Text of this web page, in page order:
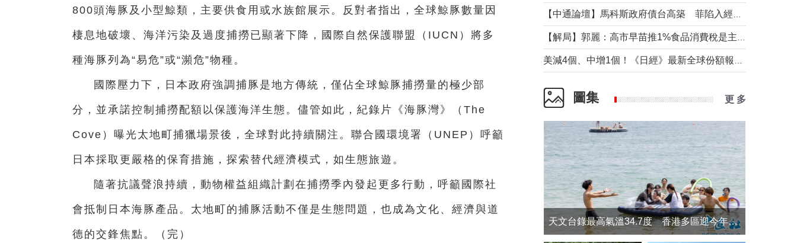
800頭海豚及小型鯨類，主要供食用或水族館展示。反對者指出，全球鯨豚數量因
棲息地破壞、海洋污染及過度捕撈已顯著下降，國際自然保護聯盟（IUCN）將多
種海豚列為“易危”或“瀕危”物種。
國際壓力下，日本政府強調捕豚是地方傳統，僅佔全球鯨豚捕撈量的極少部
分，並承諾控制捕撈配額以保護海洋生態。儘管如此，紀錄片《海豚灣》（The
Cove）曝光太地町捕獵場景後，全球對此持續關注。聯合國環境署（UNEP）呼籲
日本採取更嚴格的保育措施，探索替代經濟模式，如生態旅遊。
隨著抗議聲浪持續，動物權益組織計劃在捕撈季內發起更多行動，呼籲國際社
會抵制日本海豚產品。太地町的捕豚活動不僅是生態問題，也成為文化、經濟與道
德的交鋒焦點。（完）
圖集 更 多
天文台錄最高氣溫34.7度 香港多區迎今年最熱一天